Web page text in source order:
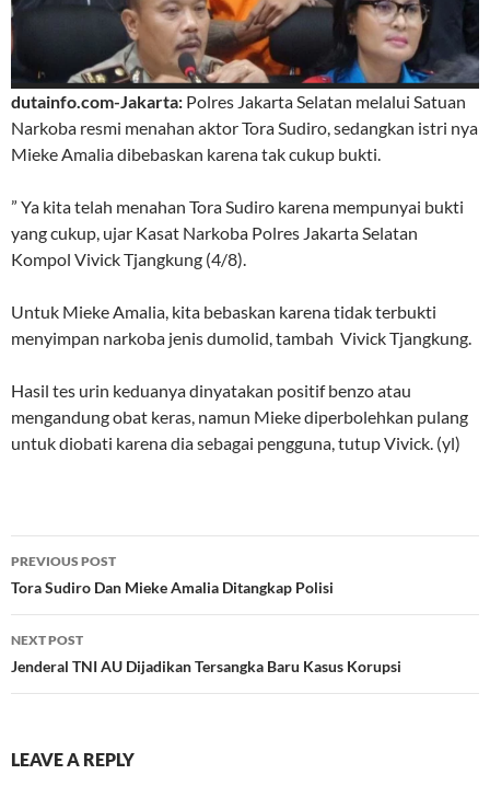
dutainfo.com-Jakarta: Polres Jakarta Selatan melalui Satuan
Narkoba resmi menahan aktor Tora Sudiro, sedangkan istri nya
Mieke Amalia dibebaskan karena tak cukup bukti.
” Ya kita telah menahan Tora Sudiro karena mempunyai bukti
yang cukup, ujar Kasat Narkoba Polres Jakarta Selatan
Kompol Vivick Tjangkung (4/8).
Untuk Mieke Amalia, kita bebaskan karena tidak terbukti
menyimpan narkoba jenis dumolid, tambah Vivick Tjangkung.
Hasil tes urin keduanya dinyatakan positif benzo atau
mengandung obat keras, namun Mieke diperbolehkan pulang
untuk diobati karena dia sebagai pengguna, tutup Vivick. (yl)
Post
navigation
PREVIOUS POST
Tora Sudiro Dan Mieke Amalia Ditangkap Polisi
NEXT POST
Jenderal TNI AU Dijadikan Tersangka Baru Kasus Korupsi
LEAVE A REPLY